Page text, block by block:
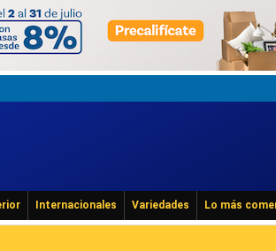
Internacionales Variedades Lo más